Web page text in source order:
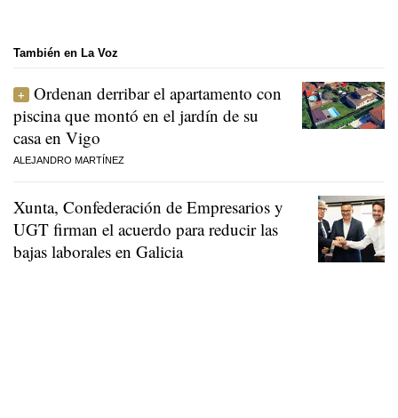
También en La Voz
Ordenan derribar el apartamento con
piscina que montó en el jardín de su
casa en Vigo
ALEJANDRO MARTÍNEZ
Xunta, Confederación de Empresarios y
UGT firman el acuerdo para reducir las
bajas laborales en Galicia